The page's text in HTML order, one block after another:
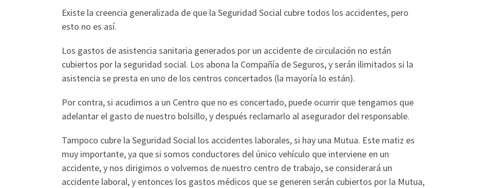
Existe la creencia generalizada de que la Seguridad Social cubre todos los accidentes, pero
esto no es así.
Los gastos de asistencia sanitaria generados por un accidente de circulación no están
cubiertos por la seguridad social. Los abona la Compañía de Seguros, y serán ilimitados si la
asistencia se presta en uno de los centros concertados (la mayoría lo están).
Por contra, si acudimos a un Centro que no es concertado, puede ocurrir que tengamos que
adelantar el gasto de nuestro bolsillo, y después reclamarlo al asegurador del responsable.
Tampoco cubre la Seguridad Social los accidentes laborales, si hay una Mutua. Este matiz es
muy importante, ya que si somos conductores del único vehículo que interviene en un
accidente, y nos dirigimos o volvemos de nuestro centro de trabajo, se considerará un
accidente laboral, y entonces los gastos médicos que se generen serán cubiertos por la Mutua,